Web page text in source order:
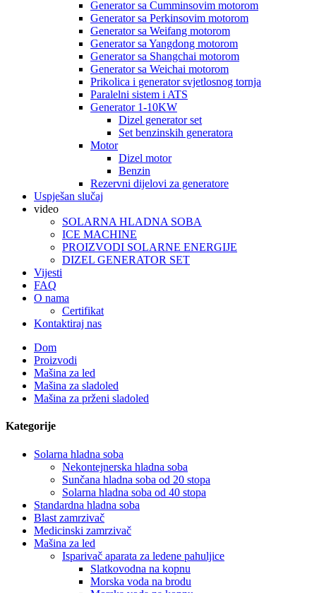
Generator sa Cumminsovim motorom
Generator sa Perkinsovim motorom
Generator sa Weifang motorom
Generator sa Yangdong motorom
Generator sa Shangchai motorom
Generator sa Weichai motorom
Prikolica i generator svjetlosnog tornja
Paralelni sistem i ATS
Generator 1-10KW
Dizel generator set
Set benzinskih generatora
Motor
Dizel motor
Benzin
Rezervni dijelovi za generatore
Uspješan slučaj
video
SOLARNA HLADNA SOBA
ICE MACHINE
PROIZVODI SOLARNE ENERGIJE
DIZEL GENERATOR SET
Vijesti
FAQ
O nama
Certifikat
Kontaktiraj nas
Dom
Proizvodi
Mašina za led
Mašina za sladoled
Mašina za prženi sladoled
Kategorije
Solarna hladna soba
Nekontejnerska hladna soba
Sunčana hladna soba od 20 stopa
Solarna hladna soba od 40 stopa
Standardna hladna soba
Blast zamrzivač
Medicinski zamrzivač
Mašina za led
Isparivač aparata za ledene pahuljice
Slatkovodna na kopnu
Morska voda na brodu